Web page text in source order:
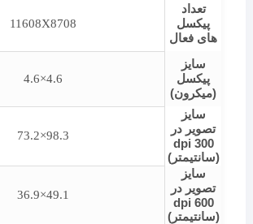
تعداد
پیکسل
های فعال
11608X8708
سایز
پیکسل
(میکرون)
4.6×4.6
سایز
تصویر در
dpi 300
(سانتیمتر)
98.3×73.2
سایز
تصویر در
dpi 600
(سانتیمتر)
49.1×36.9